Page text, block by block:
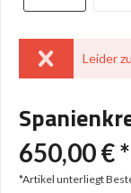
Leider
650,00 € *
*Artikel unterliegt